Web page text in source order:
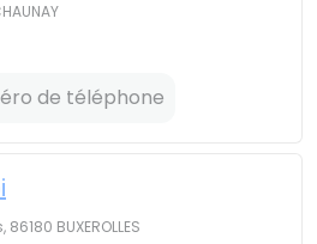
de téléphone
BUXEROLLES